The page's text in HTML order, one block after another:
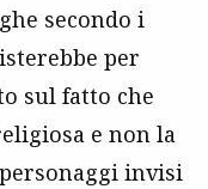
secondo i
per
sul fatto che
e non la
invisi